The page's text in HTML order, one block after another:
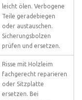
leicht ölen. Verbogene
Teile geradebiegen
oder austauschen.
Sicherungsbolzen
prüfen und ersetzen.
Risse mit Holzleim
fachgerecht reparieren
oder Sitzplatte
ersetzen. Bei